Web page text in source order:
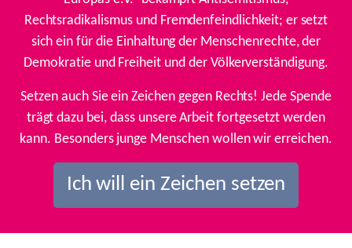
Rechtsradikalismus und Fremdenfeindlichkeit; er setzt
sich ein für die Einhaltung der Menschenrechte, der
Demokratie und Freiheit und der Völkerverständigung.
Setzen auch Sie ein Zeichen gegen Rechts! Jede Spende
trägt dazu bei, dass unsere Arbeit fortgesetzt werden
kann. Besonders junge Menschen wollen wir erreichen.
Ich will ein Zeichen setzen